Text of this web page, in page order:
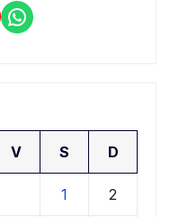
WhatsApp
V S D
1 2